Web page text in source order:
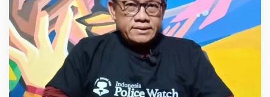
i
n
e
r
a